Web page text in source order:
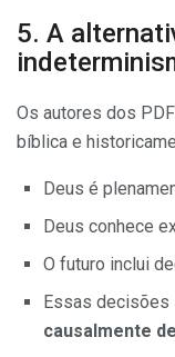
5. A
Os autores dos
bíblica e
Deus é
Deus conhece
O futuro inclui
Essas decisões
causalmente